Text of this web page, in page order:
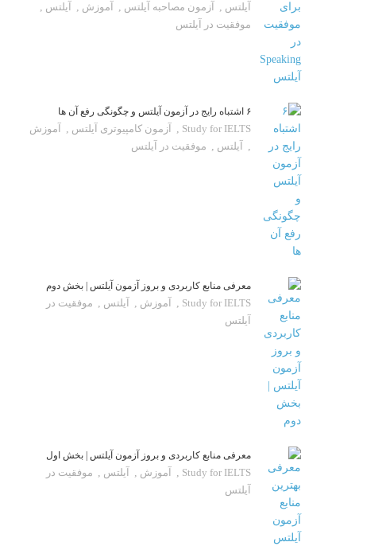
آیلتس , آزمون مصاحبه آیلتس , آموزش , آیلتس ,
موفقیت در آیلتس
۶ اشتباه رایج در آزمون آیلتس و چگونگی رفع آن ها
Study for IELTS
, آزمون کامپیوتری آیلتس ,
آموزش
,
آیلتس , موفقیت در آیلتس
معرفی منابع کاربردی و بروز آزمون آیلتس | بخش دوم
Study for IELTS
, آموزش , آیلتس , موفقیت در
آیلتس
معرفی منابع کاربردی و بروز آزمون آیلتس | بخش اول
Study for IELTS
, آموزش , آیلتس , موفقیت در
آیلتس